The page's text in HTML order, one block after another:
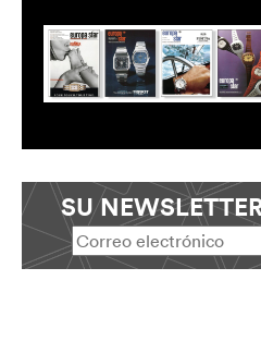
SU